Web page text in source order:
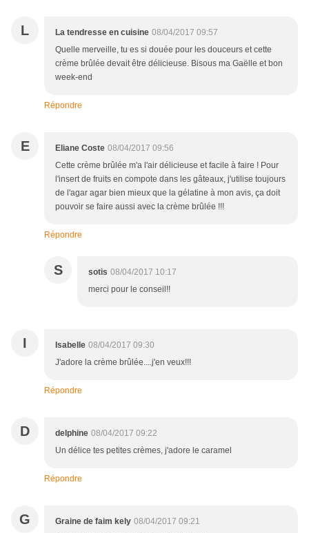
L La tendresse en cuisine 08/04/2017 09:57
Quelle merveille, tu es si douée pour les douceurs et cette
crème brûlée devait être délicieuse. Bisous ma Gaëlle et bon
week-end
Répondre
E Eliane Coste 08/04/2017 09:56
Cette crème brûlée m'a l'air délicieuse et facile à faire ! Pour
l'insert de fruits en compote dans les gâteaux, j'utilise toujours
de l'agar agar bien mieux que la gélatine à mon avis, ça doit
pouvoir se faire aussi avec la crème brûlée !!!
Répondre
S sotis 08/04/2017 10:17
merci pour le conseil!!
I Isabelle 08/04/2017 09:30
J'adore la crème brûlée....j'en veux!!!
Répondre
D delphine 08/04/2017 09:22
Un délice tes petites crèmes, j'adore le caramel
Répondre
G Graine de faim kely 08/04/2017 09:21